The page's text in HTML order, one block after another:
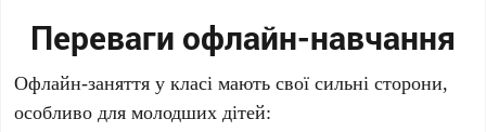
Переваги офлайн-навчання
Офлайн-заняття у класі мають свої сильні сторони,
особливо для молодших дітей: